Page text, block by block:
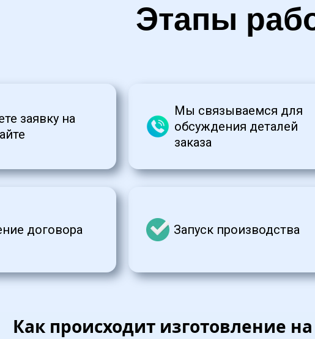
Этапы
заявку на
Мы связываемся для
обсуждения деталей
заказа
договора Запуск производства
Как происходит изготовление на